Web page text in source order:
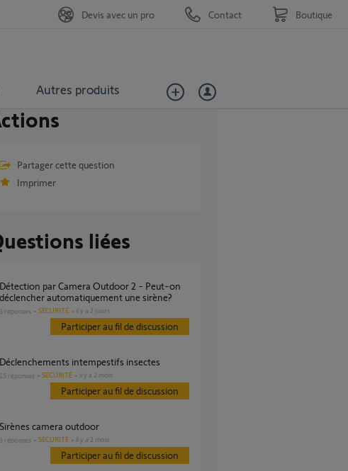
Autres produits
Devis avec un pro Contact Boutique
Partager cette question
Imprimer
liées
Détection par Camera Outdoor 2 - Peut-on
déclencher automatiquement une sirène?
3 réponses SÉCURITÉ il y a 2 jours
Participer au fil de discussion
Déclenchements intempestifs insectes
15 réponses SÉCURITÉ il y a 2 mois
Participer au fil de discussion
Sirènes camera outdoor
3 réponses SÉCURITÉ il y a 2 mois
Participer au fil de discussion